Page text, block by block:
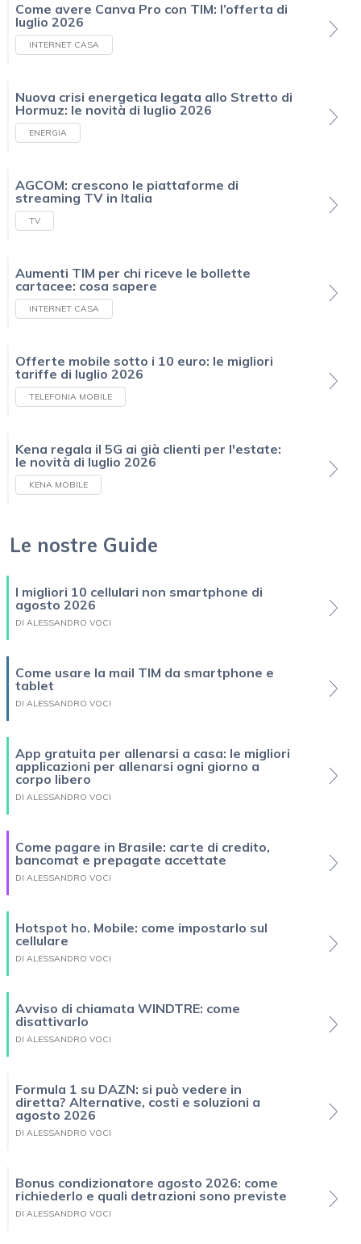
Come avere Canva Pro con TIM: l’offerta di
luglio 2026
INTERNET CASA
Nuova crisi energetica legata allo Stretto di
Hormuz: le novità di luglio 2026
ENERGIA
AGCOM: crescono le piattaforme di
streaming TV in Italia
TV
Aumenti TIM per chi riceve le bollette
cartacee: cosa sapere
INTERNET CASA
Offerte mobile sotto i 10 euro: le migliori
tariffe di luglio 2026
TELEFONIA MOBILE
Kena regala il 5G ai già clienti per l'estate:
le novità di luglio 2026
KENA MOBILE
Le nostre Guide
I migliori 10 cellulari non smartphone di
agosto 2026
DI ALESSANDRO VOCI
Come usare la mail TIM da smartphone e
tablet
DI ALESSANDRO VOCI
App gratuita per allenarsi a casa: le migliori
applicazioni per allenarsi ogni giorno a
corpo libero
DI ALESSANDRO VOCI
Come pagare in Brasile: carte di credito,
bancomat e prepagate accettate
DI ALESSANDRO VOCI
Hotspot ho. Mobile: come impostarlo sul
cellulare
DI ALESSANDRO VOCI
Avviso di chiamata WINDTRE: come
disattivarlo
DI ALESSANDRO VOCI
Formula 1 su DAZN: si può vedere in
diretta? Alternative, costi e soluzioni a
agosto 2026
DI ALESSANDRO VOCI
Bonus condizionatore agosto 2026: come
richiederlo e quali detrazioni sono previste
DI ALESSANDRO VOCI